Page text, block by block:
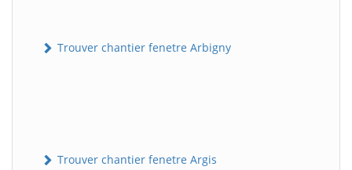
Trouver chantier fenetre Arbigny
Trouver chantier fenetre Argis